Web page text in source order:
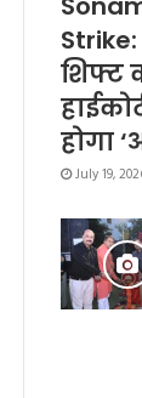
शिफ्ट
होगा
July 19,